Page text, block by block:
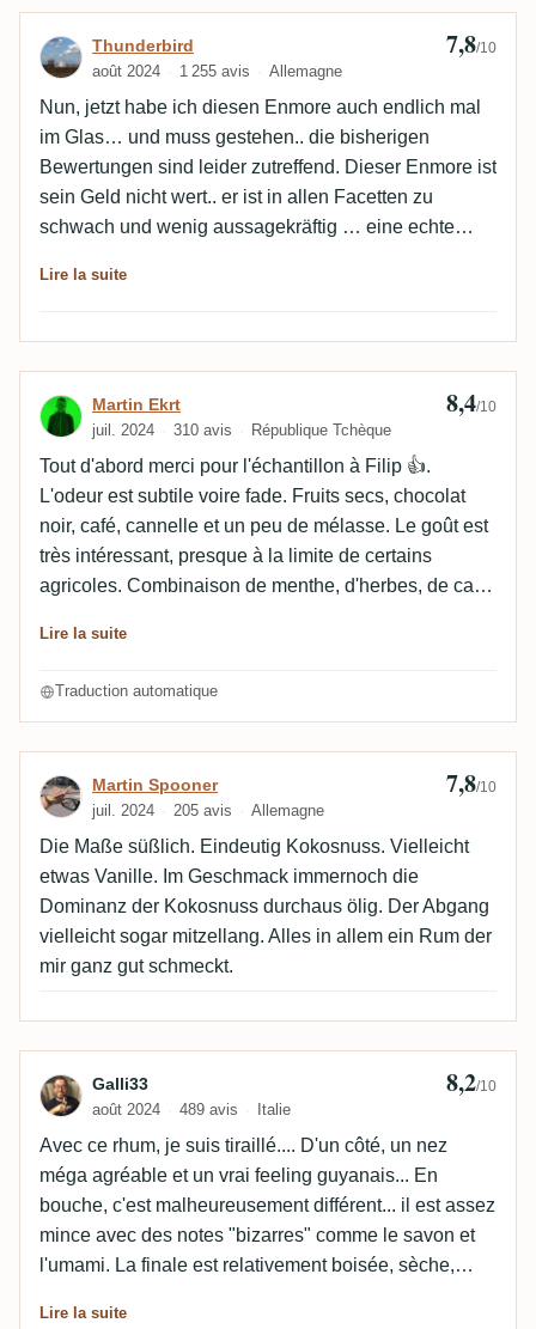
Avis de Thunderbird
Thunderbird
août 2024 1 255 avis Allemagne
7,8/10
Nun, jetzt habe ich diesen Enmore auch endlich mal
im Glas… und muss gestehen.. die bisherigen
Bewertungen sind leider zutreffend. Dieser Enmore ist
sein Geld nicht wert.. er ist in allen Facetten zu
schwach und wenig aussagekräftig … eine echte
gekauft hat! ☹️
Lire la suite
Avis de Martin Ekrt
Martin Ekrt
juil. 2024 310 avis République Tchèque
8,4/10
Tout d'abord merci pour l'échantillon à Filip 👍.
L'odeur est subtile voire fade. Fruits secs, chocolat
noir, café, cannelle et un peu de mélasse. Le goût est
très intéressant, presque à la limite de certains
agricoles. Combinaison de menthe, d'herbes, de café,
longue.
Lire la suite
Traduction automatique
Avis de Martin Spooner
Martin Spooner
juil. 2024 205 avis Allemagne
7,8/10
Die Maße süßlich. Eindeutig Kokosnuss. Vielleicht
etwas Vanille. Im Geschmack immernoch die
Dominanz der Kokosnuss durchaus ölig. Der Abgang
vielleicht sogar mitzellang. Alles in allem ein Rum der
mir ganz gut schmeckt.
Avis de Galli33
Galli33
août 2024 489 avis Italie
8,2/10
Avec ce rhum, je suis tiraillé.... D'un côté, un nez
méga agréable et un vrai feeling guyanais... En
bouche, c'est malheureusement différent... il est assez
mince avec des notes "bizarres" comme le savon et
l'umami. La finale est relativement boisée, sèche,
Lire la suite